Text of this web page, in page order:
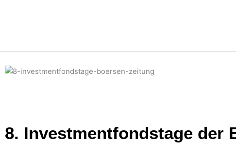
8. Investmentfondstage der